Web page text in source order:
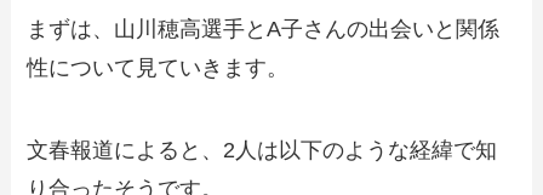
まずは、山川穂高選手とA子さんの出会いと関係
性について見ていきます。
文春報道によると、2人は以下のような経緯で知
り合ったそうです。